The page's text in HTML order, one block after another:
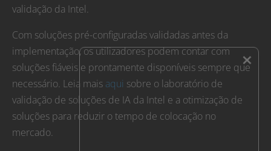
validação da Intel.
Com soluções pré-configuradas validadas antes da
implementação, os utilizadores podem contar com
soluções fiáveis e prontamente disponíveis sempre que
necessário. Leia mais aqui sobre o laboratório de
validação de soluções de IA da Intel e a otimização de
soluções para reduzir o tempo de colocação no
mercado.
×